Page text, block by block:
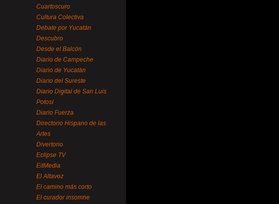
Cuartoscuro
Cultura Colectiva
Debate por Yucatán
Descubro
Desde el Balcón
Diario de Campeche
Diario de Yucatán
Diario del Sureste
Diario Digital de San Luis
Potosí
Diario Fuerza
Directorio Hispano de las
Artes
Divertorio
Eclipse TV
EitMedia
El Altavoz
El camino más corto
El curador insomne